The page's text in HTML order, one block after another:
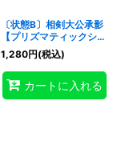
〔状態B〕相剣大公承影
【プリズマティックシー
クレット】{BODE-
JP042}《シンクロ》
1,280円(税込)
カートに入れる